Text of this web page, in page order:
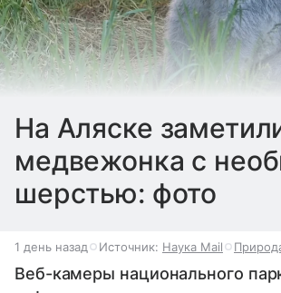
На Аляске
медвежонка с
шерстью: фото
1 день назад Источник: Наука Mail
Веб-камеры национального